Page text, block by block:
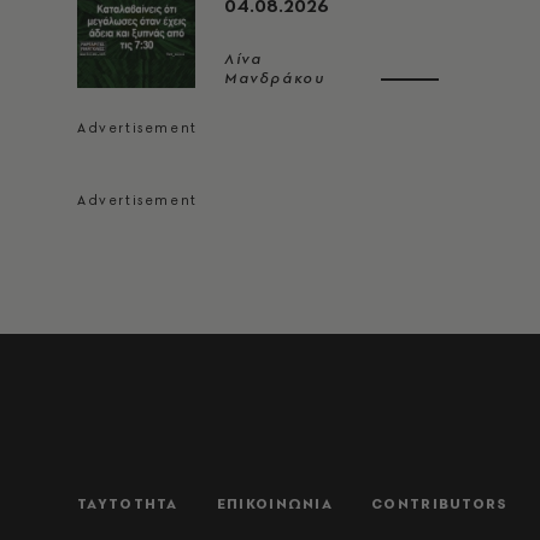
04.08.2026
Λίνα
Μανδράκου
ΤΑΥΤΟΤΗΤΑ ΕΠΙΚΟΙΝΩΝΙΑ CONTRIBUTORS